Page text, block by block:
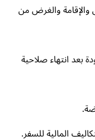
والغرض من
انتهاء صلاحية